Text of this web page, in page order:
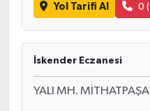
Yol Tarifi Al 0
İskender Eczanesi
YALI MH.